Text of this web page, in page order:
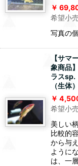
希望小
写真の
【サマ
象商品
ラスsp.
（生体
希望小
美しい
比較的
から与
ように
は、一